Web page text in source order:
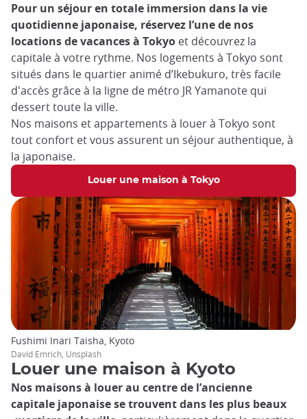
Pour un séjour en totale immersion dans la vie
quotidienne japonaise, réservez l’une de nos
locations de vacances à Tokyo et découvrez la
capitale à votre rythme. Nos logements à Tokyo sont
situés dans le quartier animé d’Ikebukuro, très facile
d'accès grâce à la ligne de métro JR Yamanote qui
dessert toute la ville.
Nos maisons et appartements à louer à Tokyo sont
tout confort et vous assurent un séjour authentique, à
la japonaise.
Louer une maison à Tokyo
Louer une maison à Kyoto
Nos maisons à louer au centre de l’ancienne
capitale japonaisese trouvent dans les plus beaux
Fushimi Inari Taisha, Kyoto
David Emrich, Unsplash